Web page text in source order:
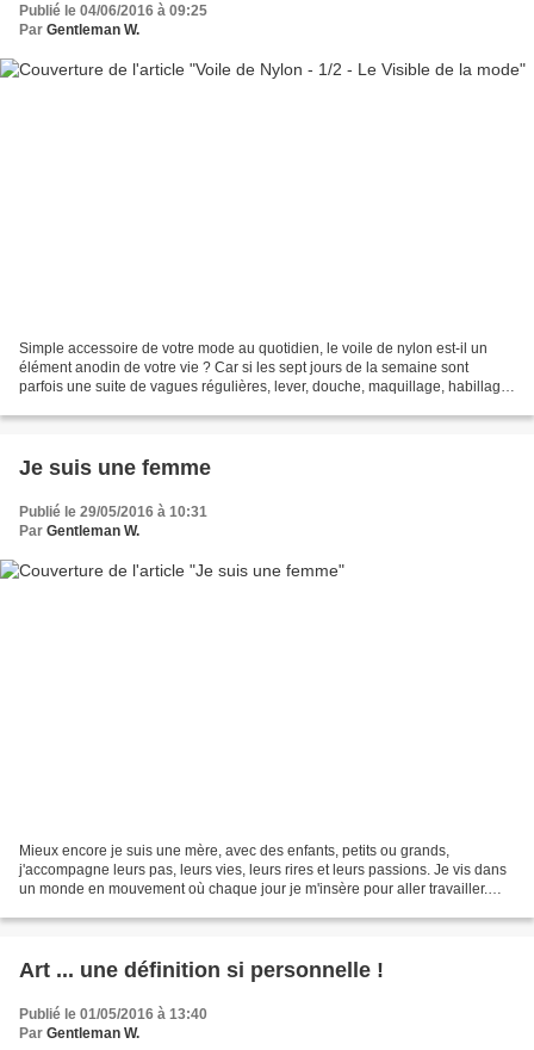
Publié le 04/06/2016 à 09:25
Par Gentleman W.
Simple accessoire de votre mode au quotidien, le voile de nylon est-il un
élément anodin de votre vie ? Car si les sept jours de la semaine sont
parfois une suite de vagues régulières, lever, douche, maquillage, habillage,
Je suis une femme
Publié le 29/05/2016 à 10:31
Par Gentleman W.
Mieux encore je suis une mère, avec des enfants, petits ou grands,
j'accompagne leurs pas, leurs vies, leurs rires et leurs passions. Je vis dans
un monde en mouvement où chaque jour je m'insère pour aller travailler.
Art ... une définition si personnelle !
Publié le 01/05/2016 à 13:40
Par Gentleman W.